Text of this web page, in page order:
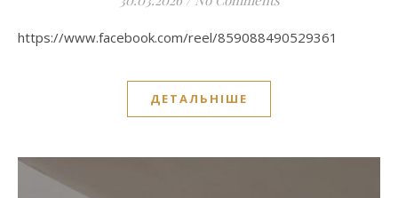
https://www.facebook.com/reel/859088490529361
ДЕТАЛЬНІШЕ